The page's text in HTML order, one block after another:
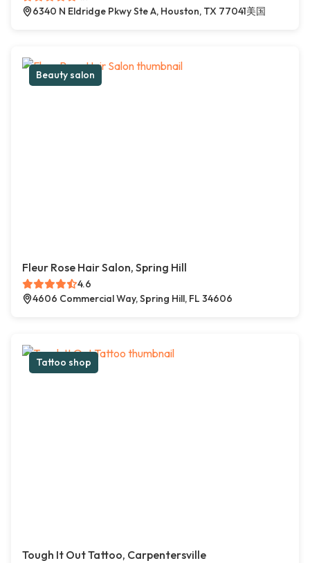
6340 N Eldridge Pkwy Ste A, Houston, TX 77041美国
Beauty salon
Fleur Rose Hair Salon, Spring Hill
4.6
4606 Commercial Way, Spring Hill, FL 34606
Tattoo shop
Tough It Out Tattoo, Carpentersville